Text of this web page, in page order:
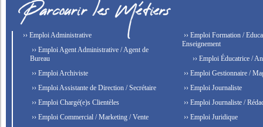
›› Emploi Administrative
›› Emploi Agent Administrative / Agent de
Bureau
›› Emploi Archiviste
›› Emploi Assistante de Direction / Secrétaire
›› Emploi Chargé(e)s Clientèles
›› Emploi Commercial / Marketing / Vente
›› Emploi Formation /
Enseignement
›› Emploi Éducatrice /
›› Emploi Gestionnaire /
›› Emploi Journaliste
›› Emploi Journaliste /
›› Emploi Juridique